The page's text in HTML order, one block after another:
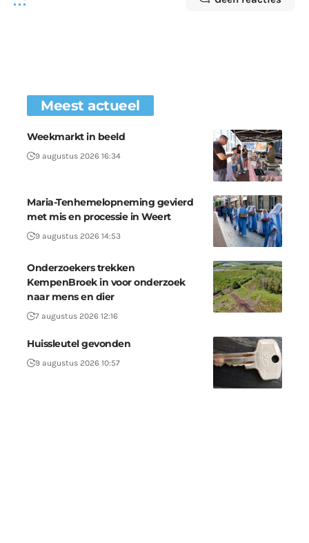
Meest actueel
Weekmarkt in beeld
9 augustus 2026 16:34
Maria-Tenhemelopneming gevierd
met mis en processie in Weert
9 augustus 2026 14:53
Onderzoekers trekken
KempenBroek in voor onderzoek
naar mens en dier
7 augustus 2026 12:16
Huissleutel gevonden
9 augustus 2026 10:57